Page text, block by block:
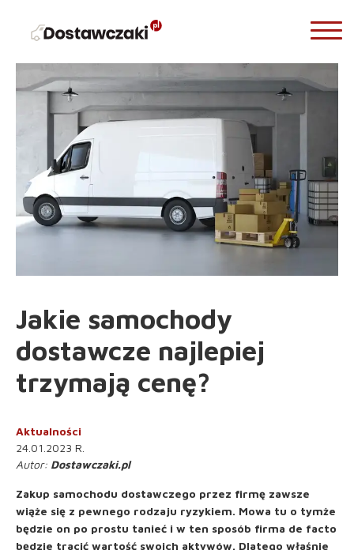
Jakie samochody
dostawcze najlepiej
trzymają cenę?
Aktualności
24.01.2023 R.
Dostawczaki.pl
Zakup samochodu dostawczego przez firmę zawsze
wiąże się z pewnego rodzaju ryzykiem. Mowa tu o tymże
będzie on po prostu tanieć i w ten sposób firma de facto
będzie tracić wartość swoich aktywów. Dlatego właśnie